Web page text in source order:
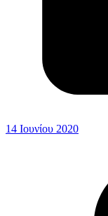
14 Ιουνίου 2020